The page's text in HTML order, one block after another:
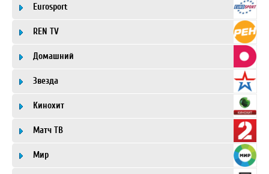
Eurosport
REN TV
Домашний
Звезда
Кинохит
Матч ТВ
Мир